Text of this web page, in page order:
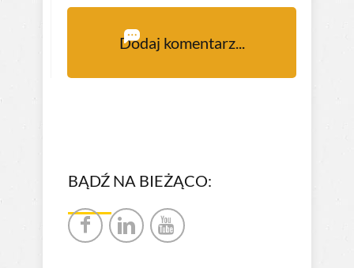
Dodaj komentarz...
BĄDŹ NA BIEŻĄCO: